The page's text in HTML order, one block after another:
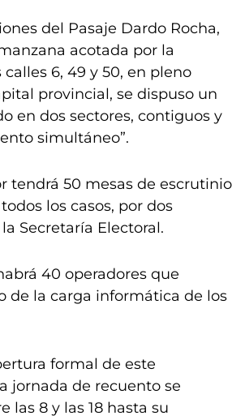
del Pasaje Dardo Rocha,
acotada por la
calles 6, 49 y 50, en pleno
provincial, se dispuso un
en dos sectores, contiguos y
simultáneo”.
tendrá 50 mesas de escrutinio
los casos, por dos
Secretaría Electoral.
40 operadores que
de la carga informática de los
formal de este
jornada de recuento se
las 8 y las 18 hasta su